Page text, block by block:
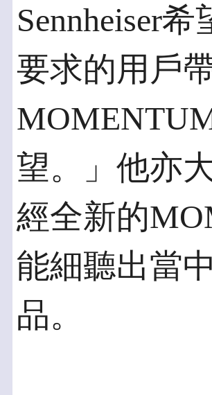
Sennheiser
要求的用戶
望。」他亦
經全新的
能細聽出當
品。